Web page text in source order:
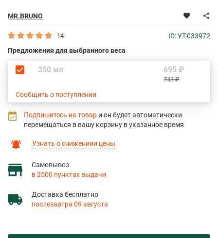
MR.BRUNO
14
ID: УТ-033972
Предложения для выбранного веса
350 мл 695 ₽
743 ₽
Сообщить о поступлении
Узнать о снижениии цены
Самовывоз
в 2500 пунктах выдачи
Доставка бесплатно
послезавтра 09 августа
Подпишитесь на товар и он будет автоматически
перемещаться в вашу корзину в указанное время